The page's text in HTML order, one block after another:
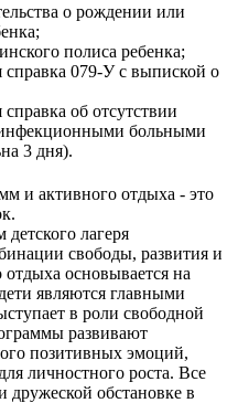
о рождении или
полиса ребенка;
справка 079-У с выпиской о
об отсутствии
инфекционными больными
3 дня).
и активного отдыха - это
лагеря
свободы, развития и
основывается на
являются главными
в роли свободной
развивают
позитивных эмоций,
личностного роста. Все
дружеской обстановке в